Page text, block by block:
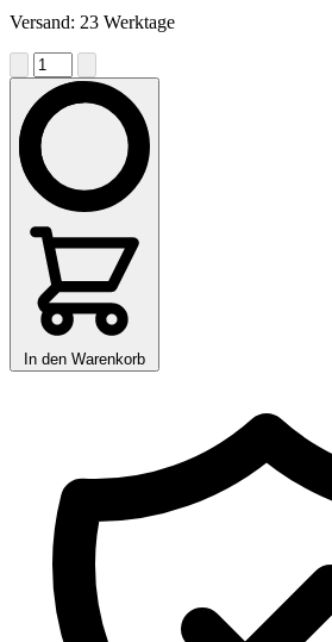
Versand: 23 Werktage
In den Warenkorb